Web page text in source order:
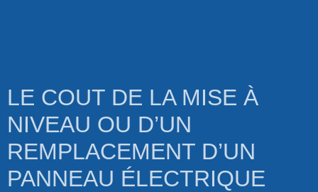
LE COUT DE LA MISE À
NIVEAU OU D’UN
REMPLACEMENT D’UN
PANNEAU ÉLECTRIQUE